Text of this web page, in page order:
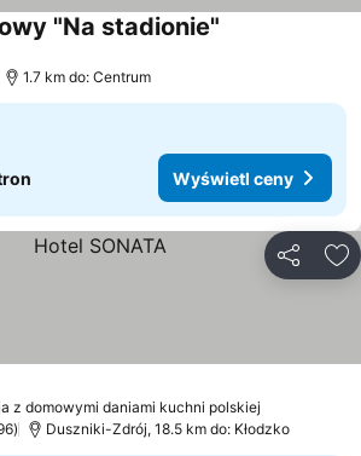
"Na stadionie"
1.7 km do: Centrum
Wyświetl ceny
z domowymi daniami kuchni polskiej
Duszniki-Zdrój, 18.5 km do: Kłodzko